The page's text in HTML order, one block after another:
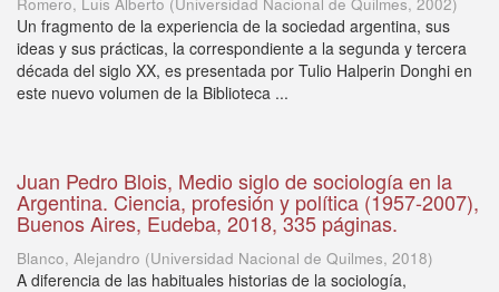
Un fragmento de la experiencia de la sociedad argentina, sus
ideas y sus prácticas, la correspondiente a la segunda y tercera
década del siglo XX, es presentada por Tulio Halperin Donghi en
este nuevo volumen de la Biblioteca ...
Juan Pedro Blois, Medio siglo de sociología en la
Argentina. Ciencia, profesión y política (1957-2007),
Buenos Aires, Eudeba, 2018, 335 páginas.
Blanco, Alejandro (Universidad Nacional de Quilmes, 2018)
A diferencia de las habituales historias de la sociología,